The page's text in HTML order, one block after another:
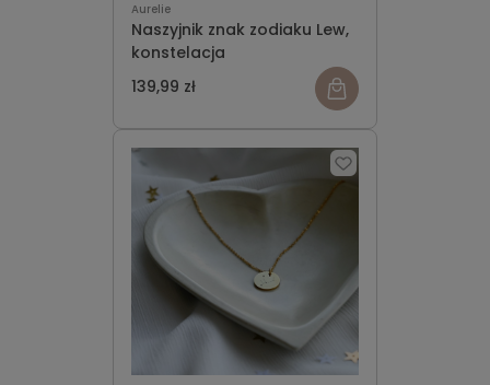
Aurelie
Naszyjnik znak zodiaku Lew,
konstelacja
139,99 zł